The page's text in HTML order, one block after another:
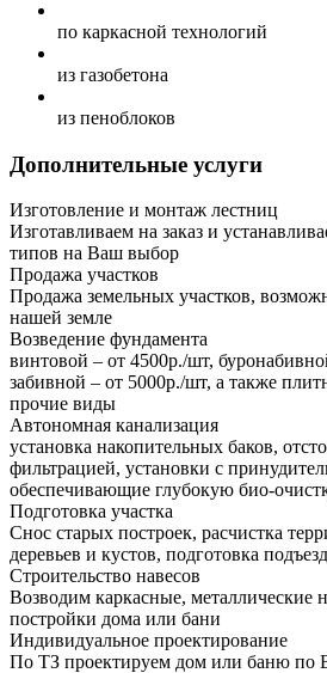
по каркасной технологий
из газобетона
из пеноблоков
Дополнительные услуги
Изготовление и монтаж лестниц
Изготавливаем на заказ и
типов на Ваш выбор
Продажа участков
Продажа земельных участков,
нашей земле
Возведение фундамента
винтовой – от 4500р./шт,
забивной – от 5000р./шт, а также
прочие виды
Автономная канализация
установка накопительных баков,
фильтрацией, установки с
обеспечивающие глубокую био-
Подготовка участка
Снос старых построек, расчистка
деревьев и кустов, подготовка
Строительство навесов
Возводим каркасные, металлические
постройки дома или бани
Индивидуальное проектирование
По ТЗ проектируем дом или баню по